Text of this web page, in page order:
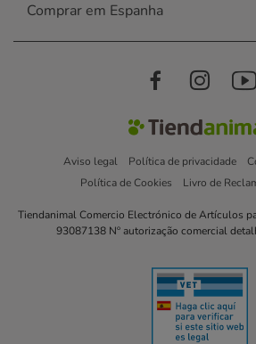
Comprar em Espanha
Aviso legal Política de privacidade
Política de Cookies
Livro de
Tiendanimal Comercio Electrónico de Artículos
93087138 Nº autorização comercial